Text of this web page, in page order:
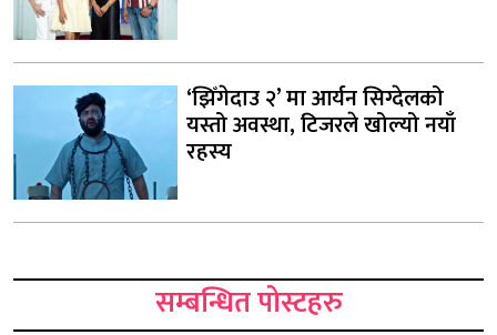
‘झिँगेदाउ २’ मा आर्यन सिग्देलको
यस्तो अवस्था, टिजरले खोल्यो नयाँ
रहस्य
सम्बन्धित पोस्टहरु